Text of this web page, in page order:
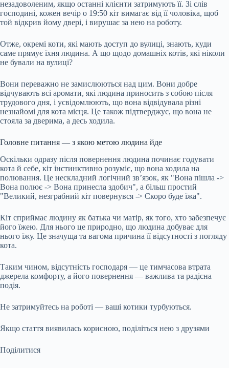
незадоволеним, якщо останні клієнти затримують її. Зі слів
господині, кожен вечір о 19:50 кіт вимагає від її чоловіка, щоб
той відкрив йому двері, і вирушає за нею на роботу.
Отже, окремі коти, які мають доступ до вулиці, знають, куди
саме прямує їхня людина. А що щодо домашніх котів, які ніколи
не бували на вулиці?
Вони переважно не замислюються над цим. Вони добре
відчувають всі аромати, які людина приносить з собою після
трудового дня, і усвідомлюють, що вона відвідувала різні
незнайомі для кота місця. Це також підтверджує, що вона не
стояла за дверима, а десь ходила.
Головне питання — з якою метою людина йде
Оскільки одразу після повернення людина починає годувати
кота й себе, кіт інстинктивно розуміє, що вона ходила на
полювання. Це нескладний логічний зв’язок, як "Вона пішла ->
Вона полює -> Вона принесла здобич", а більш простий
"Великий, незграбний кіт повернувся -> Скоро буде їжа".
Кіт сприймає людину як батька чи матір, як того, хто забезпечує
його їжею. Для нього це природно, що людина добуває для
нього їжу. Це значуща та вагома причина її відсутності з погляду
кота.
Таким чином, відсутність господаря — це тимчасова втрата
джерела комфорту, а його повернення — важлива та радісна
подія.
Не затримуйтесь на роботі — ваші котики турбуються.
Якщо стаття виявилась корисною, поділіться нею з друзями
Поділитися